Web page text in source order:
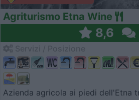
Agriturismo Etna Wine
8,6
Azienda agricola ai piedi dell'Etna